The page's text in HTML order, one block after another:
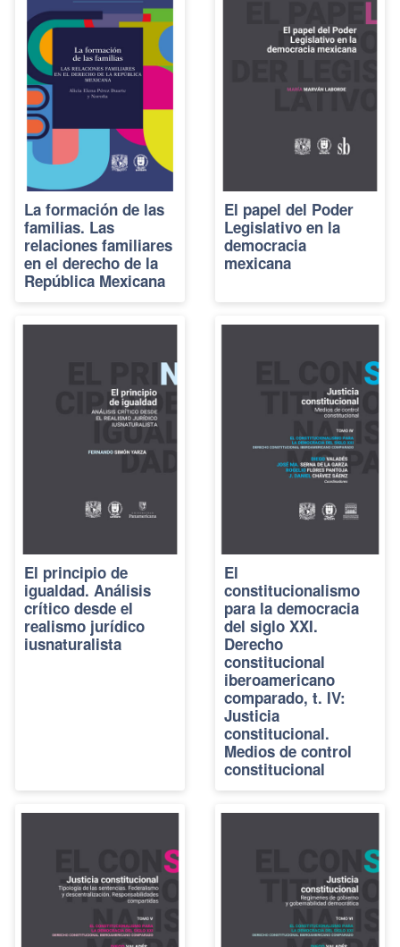
La formación de las
familias. Las
relaciones familiares
en el derecho de la
República Mexicana
El papel del Poder
Legislativo en la
democracia
mexicana
El principio de
igualdad. Análisis
crítico desde el
realismo jurídico
iusnaturalista
El
constitucionalismo
para la democracia
del siglo XXI.
Derecho
constitucional
iberoamericano
comparado, t. IV:
Justicia
constitucional.
Medios de control
constitucional